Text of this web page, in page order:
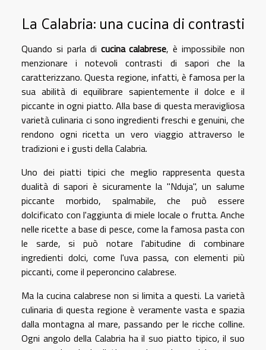
La Calabria: una cucina di contrasti
Quando si parla di cucina calabrese, è impossibile non
menzionare i notevoli contrasti di sapori che la
caratterizzano. Questa regione, infatti, è famosa per la
sua abilità di equilibrare sapientemente il dolce e il
piccante in ogni piatto. Alla base di questa meravigliosa
varietà culinaria ci sono ingredienti freschi e genuini, che
rendono ogni ricetta un vero viaggio attraverso le
tradizioni e i gusti della Calabria.
Uno dei piatti tipici che meglio rappresenta questa
dualità di sapori è sicuramente la "Nduja", un salume
piccante morbido, spalmabile, che può essere
dolcificato con l'aggiunta di miele locale o frutta. Anche
nelle ricette a base di pesce, come la famosa pasta con
le sarde, si può notare l'abitudine di combinare
ingredienti dolci, come l'uva passa, con elementi più
piccanti, come il peperoncino calabrese.
Ma la cucina calabrese non si limita a questi. La varietà
culinaria di questa regione è veramente vasta e spazia
dalla montagna al mare, passando per le ricche colline.
Ogni angolo della Calabria ha il suo piatto tipico, il suo